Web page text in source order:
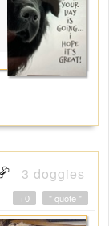
3 doggies
" quote "
+0